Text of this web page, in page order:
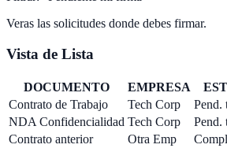
Veras las solicitudes donde debes firmar.
Vista de Lista
DOCUMENTO EMPRESA
Contrato de Trabajo
Tech Corp Pend.
NDA Confidencialidad Tech Corp Pend.
Contrato anterior
Otra Emp